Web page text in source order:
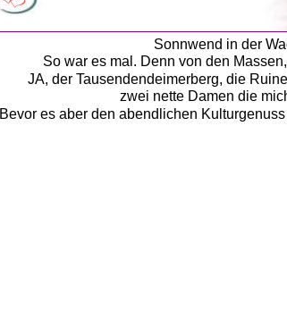
Sonnwend in der
So war es mal. Denn von den
JA, der Tausendendeimerberg, die
zwei nette Damen die
Bevor es aber den abendlichen